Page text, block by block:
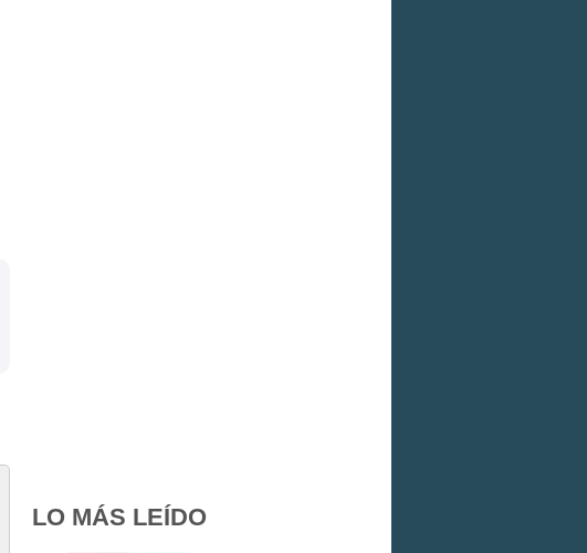
LO MÁS LEÍDO